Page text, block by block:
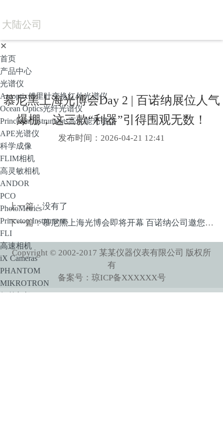
大陆公司
✕
首页
产品中心
光谱仪
Arcoptix傅里叶变换红外光谱仪
Ocean Optics光纤光谱仪
Princeton Instruments高性能光谱仪
APE光谱仪
科学成像
FLIM相机
高灵敏相机
ANDOR
PCO
PhotoMetrics
Princeton Instruments
FLI
高速相机
iX Cameras
PHANTOM
MIKROTRON
慕尼黑上海光博会Day 2 | 百诺纳展位人气
爆棚，这三款“利器”引得围观无数！
发布时间：2026-04-21 12:41
上一篇：没有了
下一篇：慕尼黑上海光博会即将开幕 百诺纳公司邀您光临公司展台
Copyright © 2002-2017 某某仪器仪表有限公司 版权所
有
备案号：琼ICP备XXXXXX号